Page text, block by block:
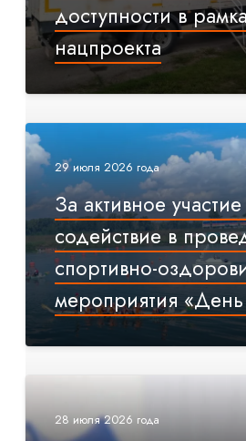
доступности в
нацпроекта
29 июля 2026 года
За активное
содействие в
спортивно-
мероприятия
28 июля 2026 года